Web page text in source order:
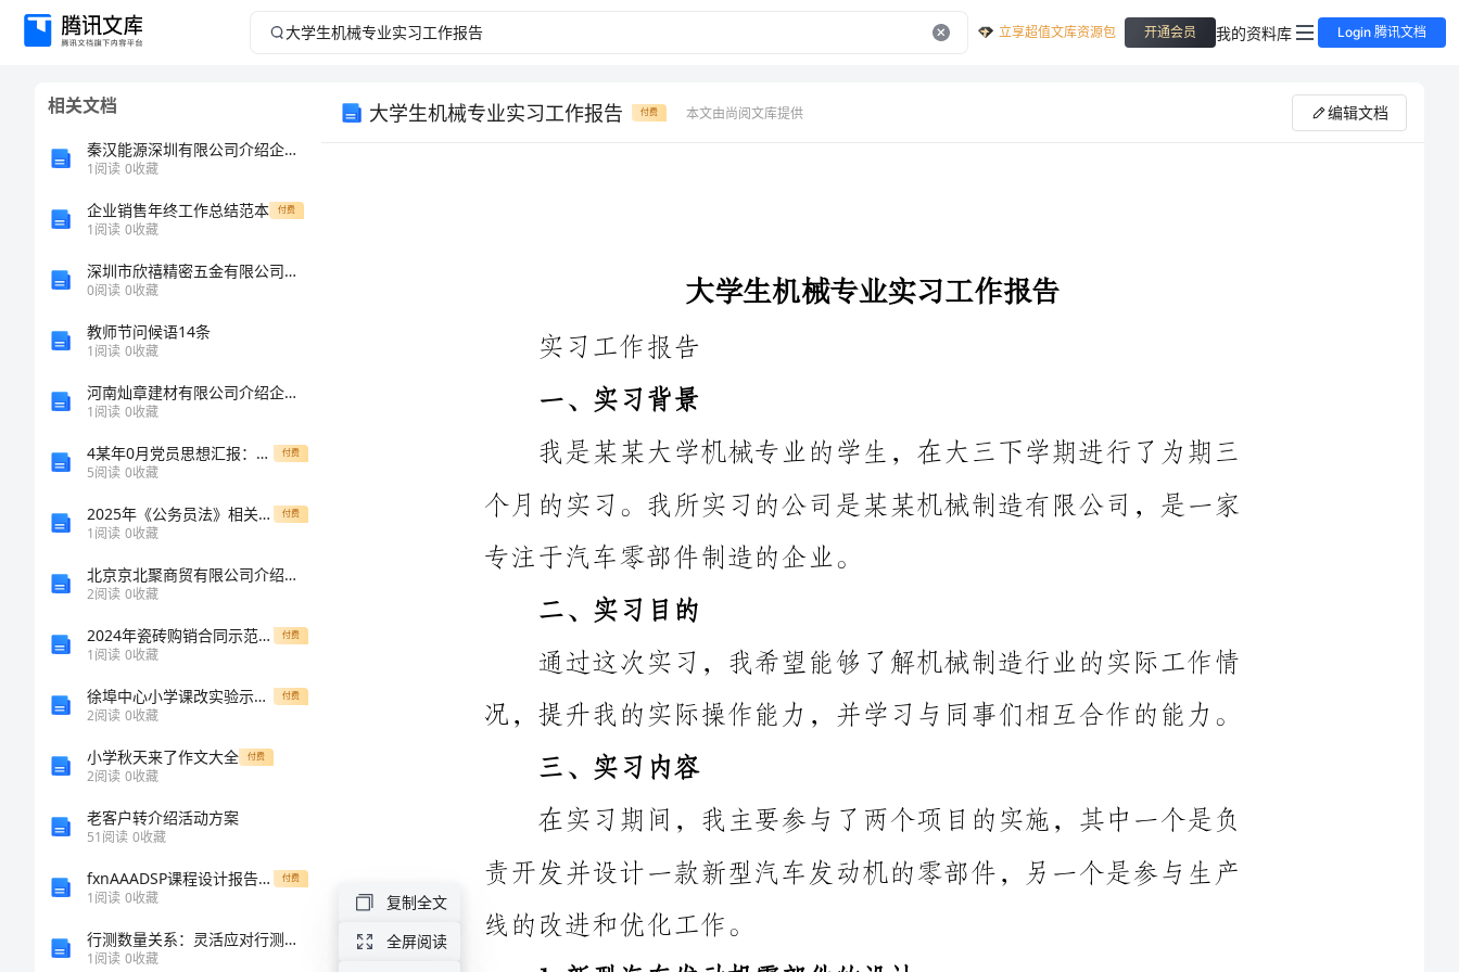
大
立享超值文库资源包 开通会员 我的资料库 Login 腾讯文档
相关文档
秦汉能源深圳有限公司介绍企业发展分析报告
1阅读 0收藏
企业销售年终工作总结范本 付费
1阅读 0收藏
深圳市欣禧精密五金有限公司介绍企业发展分析报告
0阅读 0收藏
教师节问候语14条
1阅读 0收藏
河南灿章建材有限公司介绍企业发展分析报告
1阅读 0收藏
4某年0月党员思想汇报：人生的真正价值 付费
5阅读 0收藏
2025年《公务员法》相关法律法规知识考试题库完整 付费
1阅读 0收藏
北京京北聚商贸有限公司介绍企业发展分析报告
2阅读 0收藏
2024年瓷砖购销合同示范文本（3篇） 付费
1阅读 0收藏
徐埠中心小学课改实验示范学校汇报材料 付费
2阅读 0收藏
小学秋天来了作文大全 付费
2阅读 0收藏
老客户转介绍活动方案
51阅读 0收藏
fxnAAADSP课程设计报告书-基于TMS320VC5402与单片机的数据处理系统设计 付费
1阅读 0收藏
行测数量关系：灵活应对行测相遇追及问题
1阅读 0收藏
大学生机械专业实习工作报告 付费 本文由尚阅文库提供 编辑文档
具的设计以及准备相关图纸。同时，我也负责对材料的选择和相
专注于汽车零部件制造的企业。
二、实习目的
三、实习内容
在实习期间，我主要参与了两个项目的实施，其中一个是负
责开发并设计一款新型汽车发动机的零部件，另一个是参与生产
在这个项目中，我与一位经验丰富的工程师合作，我负责模
复制全文
全屏阅读